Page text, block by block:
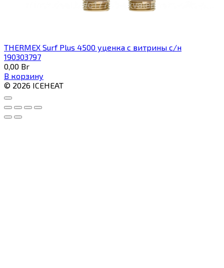
THERMEX Surf Plus 4500 уценка с витрины с/н
190303797
0,00 Br
В корзину
© 2026 ICEHEAT